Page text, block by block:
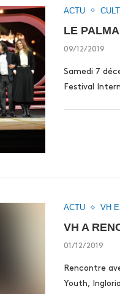
ACTU
LE
09/12/2019
Samedi 7
Festival
ACTU VH
VH A
01/12/2019
Rencontre
Youth,